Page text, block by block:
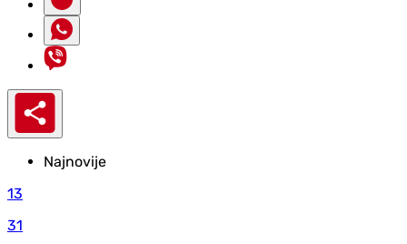
Najnovije
13
31